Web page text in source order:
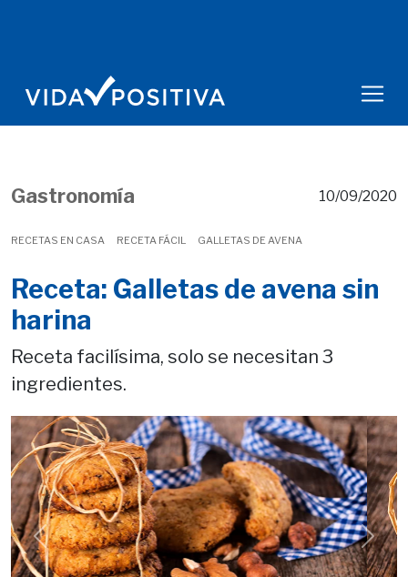
Gastronomía
RECETAS EN CASA RECETA FÁCIL GALLETAS DE AVENA
10/09/2020
Receta: Galletas de avena sin
harina
Receta facilísima, solo se necesitan 3
ingredientes.
Previous Next